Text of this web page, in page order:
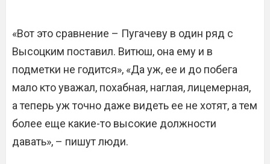
«Вот это сравнение – Пугачеву в один ряд с
Высоцким поставил. Витюш, она ему и в
подметки не годится», «Да уж, ее и до побега
мало кто уважал, похабная, наглая, лицемерная,
а теперь уж точно даже видеть ее не хотят, а тем
более еще какие-то высокие должности
давать», – пишут люди.